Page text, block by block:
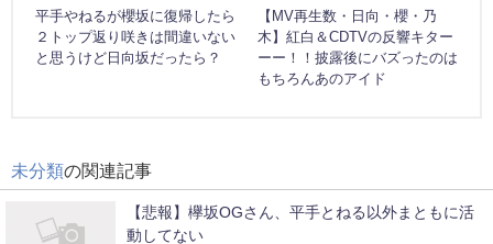
平手やねるが櫻坂に復帰したら
２トップ返り咲きは間違いない
と思うけど日向坂だったら？
【MV再生数・日向・櫻・乃
木】紅白＆CDTVの反響キター
ーー！！披露後にバズったのは
もちろんあのアイド
未分類の関連記事
【悲報】欅坂OGさん、平手とねる以外まともに活
動してない